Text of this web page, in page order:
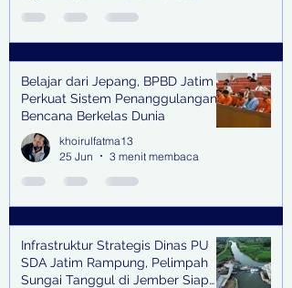
Belajar dari Jepang, BPBD Jatim
Perkuat Sistem Penanggulangan
Bencana Berkelas Dunia
khoirulfatma13
25 Jun
3 menit membaca
Infrastruktur Strategis Dinas PU
SDA Jatim Rampung, Pelimpah
Sungai Tanggul di Jember Siap